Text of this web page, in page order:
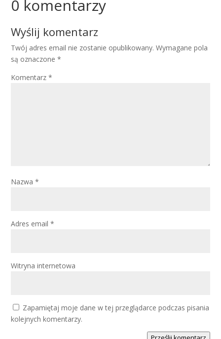
0 komentarzy
Wyślij komentarz
Twój adres email nie zostanie opublikowany. Wymagane pola
są oznaczone*
Komentarz*
Nazwa*
Adres email*
Witryna internetowa
Zapamiętaj moje dane w tej przeglądarce podczas pisania
kolejnych komentarzy.